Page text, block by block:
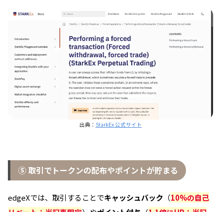
出典： StarkEx 公式サイト
⑤ 取引でトークンの配布やポイントが貯まる
edgeXでは、取引することでキャッシュバック （10%の自己